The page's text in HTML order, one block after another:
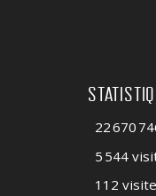
22 670
5 544
112